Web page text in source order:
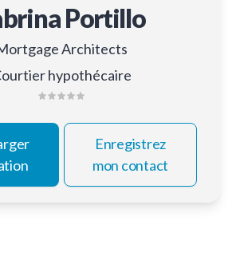
Portillo
Architects
hypothécaire
Enregistrez
mon contact